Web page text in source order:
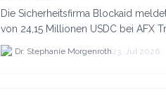
Die Sicherheitsfirma Blockaid
von 24,15 Millionen USDC bei AFX
Dr. Stephanie Morgenroth23. Jul 2026